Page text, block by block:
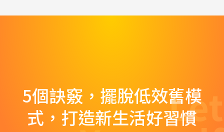
5個訣竅，擺脫低效舊模
式，打造新生活好習慣
Let